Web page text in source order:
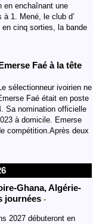
en enchaînant une
1. Mené, le club d’
cinq sorties, la bande
Faé à la tête
sélectionneur ivoirien ne
Faé était en poste
Sa nomination officielle
à domicile. Emerse
compétition.Après deux
Ghana, Algérie-
journées -
2027 débuteront en